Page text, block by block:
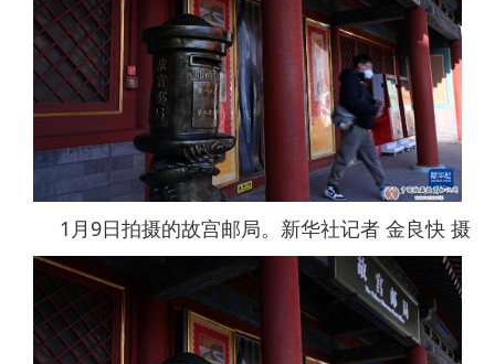
1月9日拍摄的故宫邮局。新华社记者 金良快 摄